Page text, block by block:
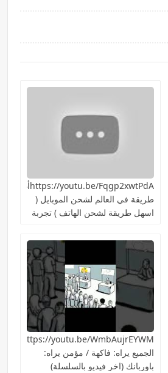
https://youtu.be/Fqgp2xwtPdAأغرب
طريقة في العالم لشحن الموبايل (
اسهل طريقة لشحن الهاتف ) تجربة
الجميع يراه: فاكهة / مؤمن يراه:
باوربانك (اخر فيديو بالسلسلة)